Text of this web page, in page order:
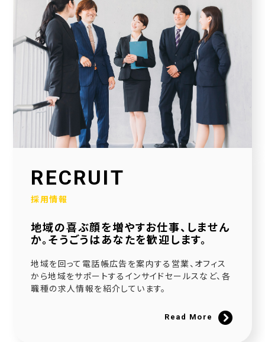
2026.04.20
2025年度奈良こども食堂ネットワークサポート活動報告
2026.04.07
採用サイトに社員の声を1件追加しました！
2026.01.30
当社公式SNSアカウントを立ち上げました！
2026.01.16
採用サイトを大幅リニューアルいたしました！
社会福祉協議会様と協働で生活べんり帳を制作いたしました
広告枠付きエンディングノートの個別販売を開始しました！
NPO法人様と協働でエンディングノートを制作いたしました
2025.08.20
RECRUIT
採用情報
地域の喜ぶ顔を増やすお仕事、しません
か。そうごうはあなたを歓迎します。
地域を回って電話帳広告を案内する営業、オフィス
から地域をサポートするインサイドセールスなど、各
職種の求人情報を紹介しています。
Read More